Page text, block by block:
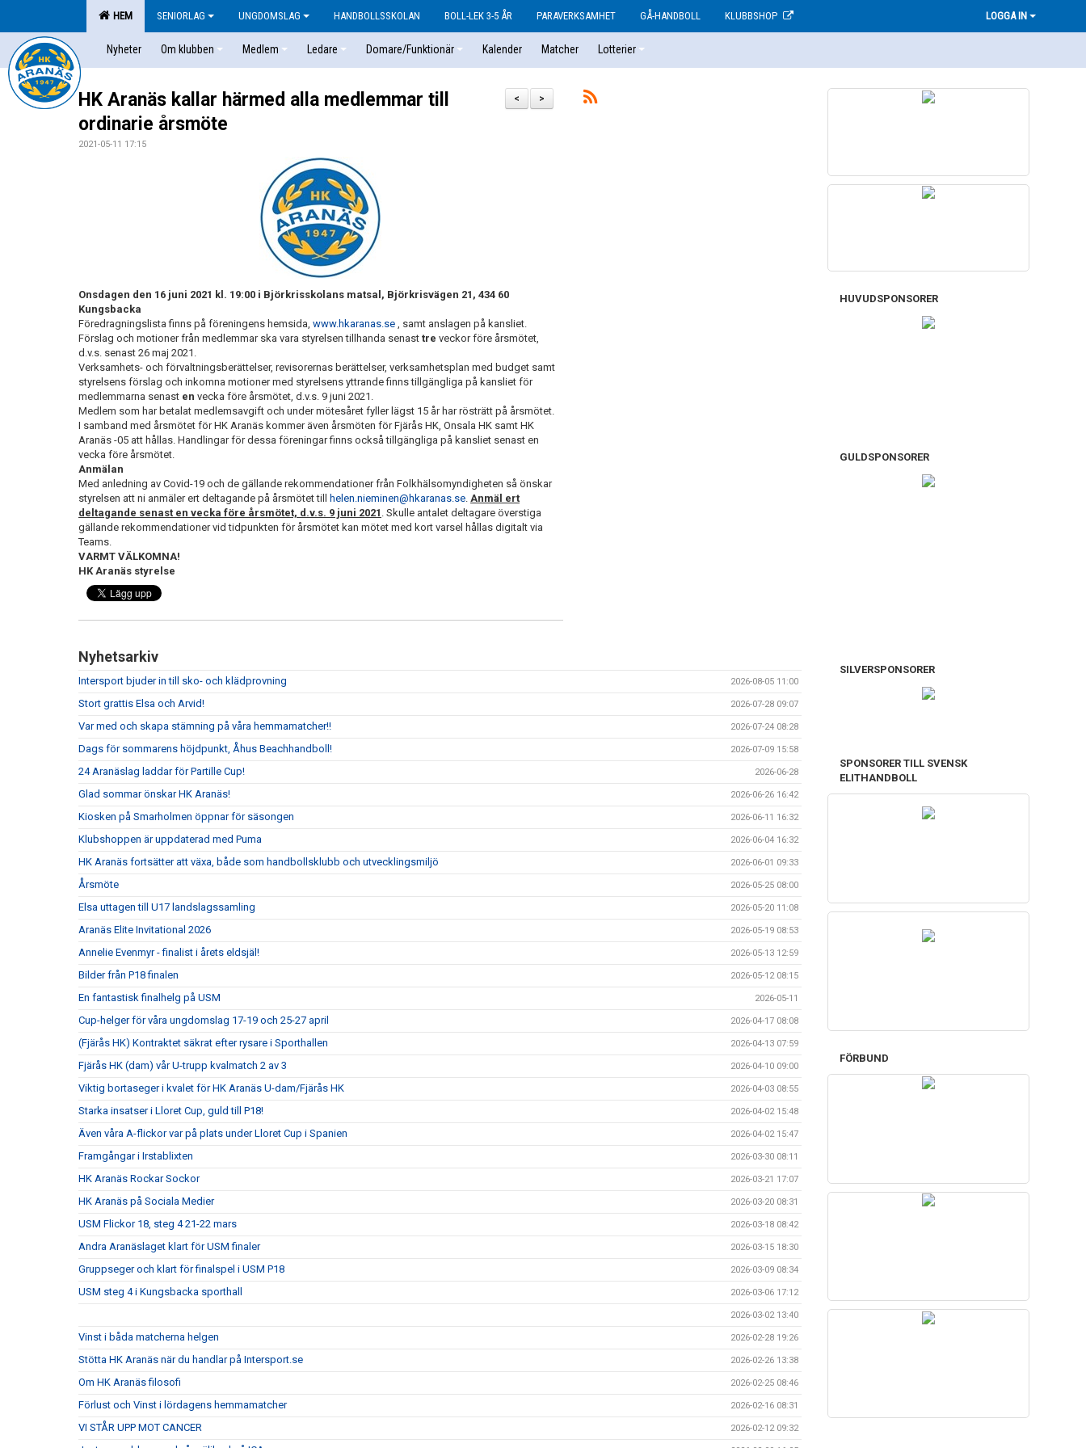
HEM SENIORLAG UNGDOMSLAG HANDBOLLSSKOLAN BOLL-LEK 3-5 ÅR PARAVERKSAMHET GÅ-HANDBOLL KLUBBSHOP LOGGA IN
Nyheter Om klubben Medlem Ledare Domare/Funktionär Kalender Matcher Lotterier
>
<
HK Aranäs kallar härmed alla medlemmar till
ordinarie årsmöte
2021-05-11 17:15
Onsdagen den 16 juni 2021 kl. 19:00 i Björkrisskolans matsal, Björkrisvägen 21, 434 60
Kungsbacka
Föredragningslista finns på föreningens hemsida, www.hkaranas.se , samt anslagen på kansliet.
Förslag och motioner från medlemmar ska vara styrelsen tillhanda senast tre veckor före årsmötet,
d.v.s. senast 26 maj 2021.
Verksamhets- och förvaltningsberättelser, revisorernas berättelser, verksamhetsplan med budget samt
styrelsens förslag och inkomna motioner med styrelsens yttrande finns tillgängliga på kansliet för
medlemmarna senast en vecka före årsmötet, d.v.s. 9 juni 2021.
Medlem som har betalat medlemsavgift och under mötesåret fyller lägst 15 år har rösträtt på årsmötet.
I samband med årsmötet för HK Aranäs kommer även årsmöten för Fjärås HK, Onsala HK samt HK
Aranäs -05 att hållas. Handlingar för dessa föreningar finns också tillgängliga på kansliet senast en
vecka före årsmötet.
Anmälan
Med anledning av Covid-19 och de gällande rekommendationer från Folkhälsomyndigheten så önskar
styrelsen att ni anmäler ert deltagande på årsmötet till
helen.nieminen@hkaranas.se. Anmäl ert
deltagande senast en vecka före årsmötet, d.v.s. 9 juni 2021 . Skulle antalet deltagare överstiga
gällande rekommendationer vid tidpunkten för årsmötet kan mötet med kort varsel hållas digitalt via
Teams.
VARMT VÄLKOMNA!
HK Aranäs styrelse
Nyhetsarkiv
Intersport bjuder in till sko- och klädprovning 2026-08-05 11:00
Stort grattis Elsa och Arvid! 2026-07-28 09:07
Var med och skapa stämning på våra hemmamatcher!! 2026-07-24 08:28
Dags för sommarens höjdpunkt, Åhus Beachhandboll! 2026-07-09 15:58
24 Aranäslag laddar för Partille Cup! 2026-06-28
Glad sommar önskar HK Aranäs! 2026-06-26 16:42
Kiosken på Smarholmen öppnar för säsongen 2026-06-11 16:32
Klubshoppen är uppdaterad med Puma 2026-06-04 16:32
HK Aranäs fortsätter att växa, både som handbollsklubb och utvecklingsmiljö 2026-06-01 09:33
Årsmöte 2026-05-25 08:00
Elsa uttagen till U17 landslagssamling 2026-05-20 11:08
Aranäs Elite Invitational 2026 2026-05-19 08:53
Annelie Evenmyr - finalist i årets eldsjäl! 2026-05-13 12:59
Bilder från P18 finalen 2026-05-12 08:15
En fantastisk finalhelg på USM 2026-05-11
Cup-helger för våra ungdomslag 17-19 och 25-27 april 2026-04-17 08:08
(Fjärås HK) Kontraktet säkrat efter rysare i Sporthallen 2026-04-13 07:59
Fjärås HK (dam) vår U-trupp kvalmatch 2 av 3 2026-04-10 09:00
Viktig bortaseger i kvalet för HK Aranäs U-dam/Fjärås HK 2026-04-03 08:55
Starka insatser i Lloret Cup, guld till P18! 2026-04-02 15:48
Även våra A-flickor var på plats under Lloret Cup i Spanien 2026-04-02 15:47
Framgångar i Irstablixten 2026-03-30 08:11
HK Aranäs Rockar Sockor 2026-03-21 17:07
HK Aranäs på Sociala Medier 2026-03-20 08:31
USM Flickor 18, steg 4 21-22 mars 2026-03-18 08:42
Andra Aranäslaget klart för USM finaler 2026-03-15 18:30
Gruppseger och klart för finalspel i USM P18 2026-03-09 08:34
USM steg 4 i Kungsbacka sporthall 2026-03-06 17:12
2026-03-02 13:40
Vinst i båda matcherna helgen 2026-02-28 19:26
Stötta HK Aranäs när du handlar på Intersport.se 2026-02-26 13:38
Om HK Aranäs filosofi 2026-02-25 08:46
Förlust och Vinst i lördagens hemmamatcher 2026-02-16 08:31
VI STÅR UPP MOT CANCER 2026-02-12 09:32
HUVUDSPONSORER
GULDSPONSORER
SILVERSPONSORER
SPONSORER TILL SVENSK
ELITHANDBOLL
FÖRBUND